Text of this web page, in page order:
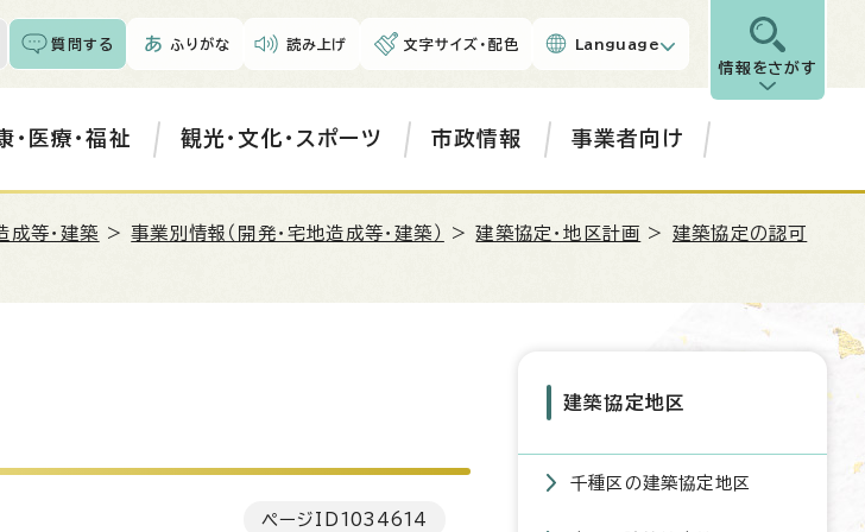
質問する ふりがな 読み上げ 文字サイズ・配色 Language
情報をさがす
・医療・福祉 観光・文化・スポーツ 市政情報 事業者向け
成等・建築 >事業別情報（開発・宅地造成等・建築） >建築協定・地区計画 > 建築協定の認可
ページID 1034614
建築協定地区
千種区の建築協定地区